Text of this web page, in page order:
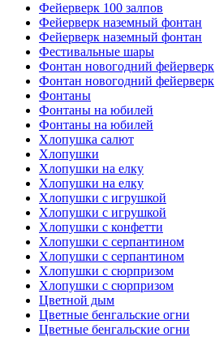
Фейерверк 100 залпов
Фейерверк наземный фонтан
Фейерверк наземный фонтан
Фестивальные шары
Фонтан новогодний фейерверк
Фонтан новогодний фейерверк
Фонтаны
Фонтаны на юбилей
Фонтаны на юбилей
Хлопушка салют
Хлопушки
Хлопушки на елку
Хлопушки на елку
Хлопушки с игрушкой
Хлопушки с игрушкой
Хлопушки с конфетти
Хлопушки с серпантином
Хлопушки с серпантином
Хлопушки с сюрпризом
Хлопушки с сюрпризом
Цветной дым
Цветные бенгальские огни
Цветные бенгальские огни